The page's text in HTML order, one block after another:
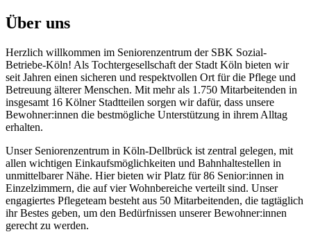
Über uns
Herzlich willkommen im Seniorenzentrum der SBK Sozial-
Betriebe-Köln! Als Tochtergesellschaft der Stadt Köln bieten wir
seit Jahren einen sicheren und respektvollen Ort für die Pflege und
Betreuung älterer Menschen. Mit mehr als 1.750 Mitarbeitenden in
insgesamt 16 Kölner Stadtteilen sorgen wir dafür, dass unsere
Bewohner:innen die bestmögliche Unterstützung in ihrem Alltag
erhalten.
Unser Seniorenzentrum in Köln-Dellbrück ist zentral gelegen, mit
allen wichtigen Einkaufsmöglichkeiten und Bahnhaltestellen in
unmittelbarer Nähe. Hier bieten wir Platz für 86 Senior:innen in
Einzelzimmern, die auf vier Wohnbereiche verteilt sind. Unser
engagiertes Pflegeteam besteht aus 50 Mitarbeitenden, die tagtäglich
ihr Bestes geben, um den Bedürfnissen unserer Bewohner:innen
gerecht zu werden.